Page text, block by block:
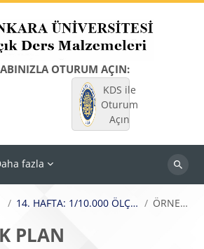
OTURUM AÇIN:
KDS ile
Oturum
Açın
fazla
Dersleri
14. HAFTA: 1/10.000 ÖLÇEKLİ PEYZAJ PLANI ÖRNEK PLAN
PLAN